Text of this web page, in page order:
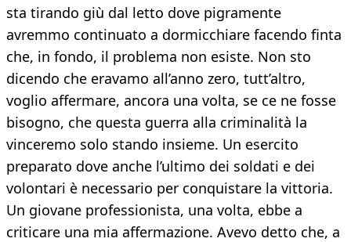
sta tirando giù dal letto dove pigramente
avremmo continuato a dormicchiare facendo finta
che, in fondo, il problema non esiste. Non sto
dicendo che eravamo all’anno zero, tutt’altro,
voglio affermare, ancora una volta, se ce ne fosse
bisogno, che questa guerra alla criminalità la
vinceremo solo stando insieme. Un esercito
preparato dove anche l’ultimo dei soldati e dei
volontari è necessario per conquistare la vittoria.
Un giovane professionista, una volta, ebbe a
criticare una mia affermazione. Avevo detto che, a